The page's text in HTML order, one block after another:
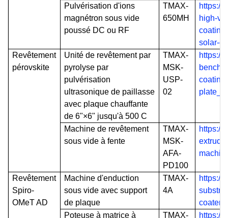
Pulvérisation d'ions
magnétron sous vide
poussé DC ou RF
TMAX-
650MH
https://
high-
solar-
Revêtement
pérovskite
Unité de revêtement par
pyrolyse par
pulvérisation
ultrasonique de paillasse
avec plaque chauffante
de 6"×6" jusqu'à 500 C
TMAX-
MSK-
USP-
02
https://
bench-
Machine de revêtement
sous vide à fente
TMAX-
MSK-
AFA-
PD100
https://
Revêtement
Spiro-
OMeT AD
Machine d'enduction
sous vide avec support
de plaque
TMAX-
4A
https://
coater-
Poteuse à matrice à
TMAX-
https://